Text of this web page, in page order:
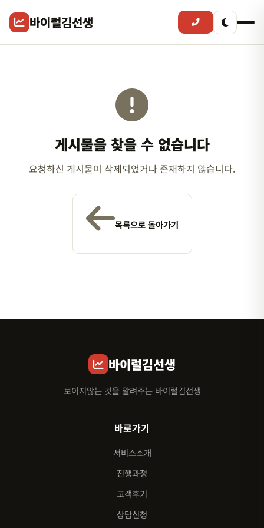
바이럴김선생
게시물을 찾을 수 없습니다
요청하신 게시물이 삭제되었거나 존재하지 않습니다.
목록으로 돌아가기
바이럴김선생
보이지않는 것을 알려주는 바이럴김선생
바로가기
서비스소개
진행과정
고객후기
상담신청